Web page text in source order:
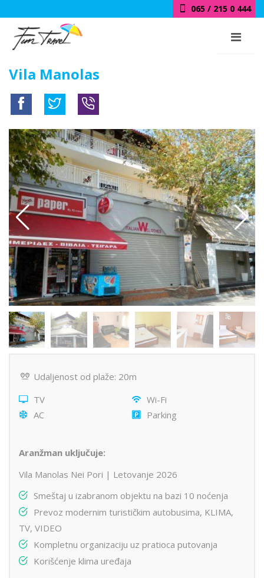
065 / 215 0 444
Vila Manolas
Udaljenost od plaže: 20m
TV
Wi-Fi
AC
Parking
Aranžman uključuje:
Vila Manolas Nei Pori | Letovanje 2026
Smeštaj u izabranom objektu na bazi 10 noćenja
Prevoz modernim turističkim autobusima, KLIMA,
TV, VIDEO
Kompletnu organizaciju uz pratioca putovanja
Korišćenje klima uređaja